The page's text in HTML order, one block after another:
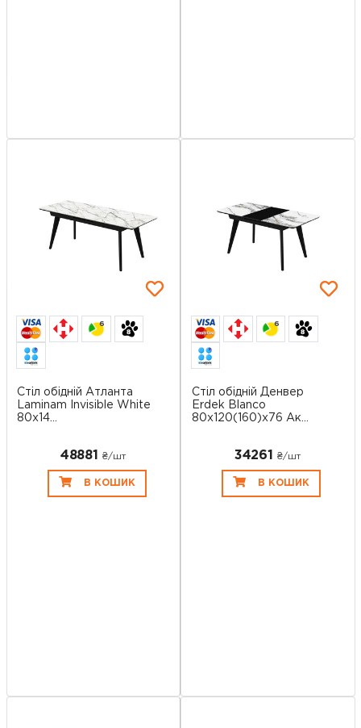
6
Стіл обідній Атланта
Laminam Invisible White
80х14...
48881 ₴/шт
В КОШИК
6
Стіл обідній Денвер
Erdek Blanco
80х120(160)х76 Ак...
34261 ₴/шт
В КОШИК